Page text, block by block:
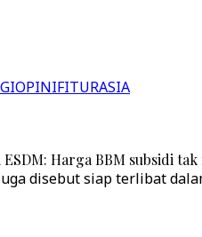
OPINIFITURASIA
Harga BBM subsidi tak
disebut siap terlibat